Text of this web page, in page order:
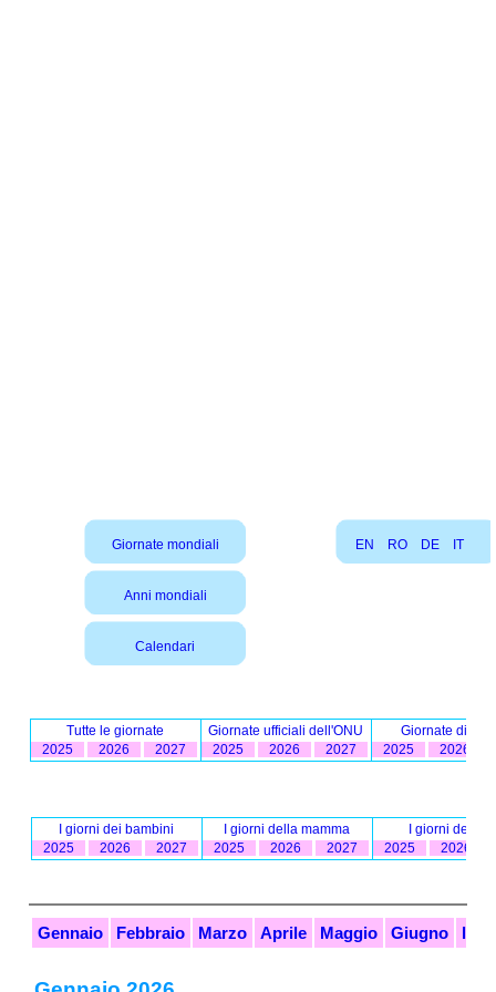
Giornate mondiali
Anni mondiali
Calendari
EN RO DE IT
Tutte le giornate Giornate ufficiali dell'ONU
Giornate
2025
2026 2027 2025 2026 2027 2025 2026
I giorni dei bambini I giorni della mamma
I giorni del
2025
2026 2027 2025 2026 2027 2025 2026
Gennaio Febbraio Marzo Aprile Maggio Giugno